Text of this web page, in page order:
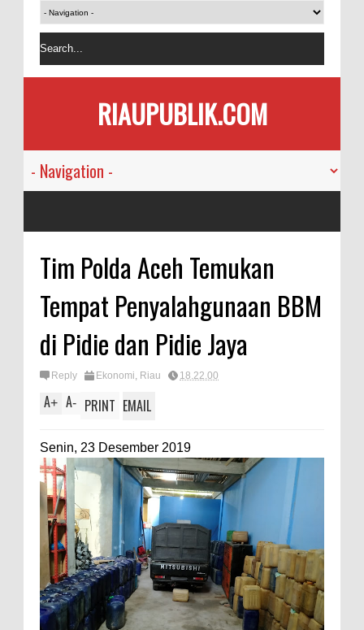
RIAUPUBLIK.COM
Tim Polda Aceh Temukan
Tempat Penyalahgunaan BBM
di Pidie dan Pidie Jaya
Reply Ekonomi, Riau 18.22.00
A+ A- PRINT EMAIL
Senin, 23 Desember 2019